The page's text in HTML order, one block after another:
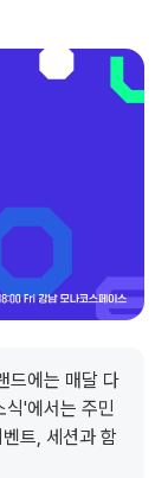
드에는 매달 다
식'에서는 주민
트, 세션과 함